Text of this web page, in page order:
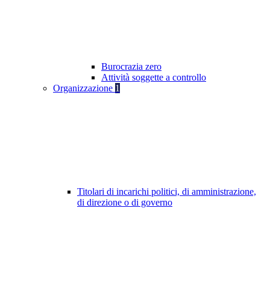
Burocrazia zero
Attività soggette a controllo
Organizzazione 1
Titolari di incarichi politici, di amministrazione,
di direzione o di governo